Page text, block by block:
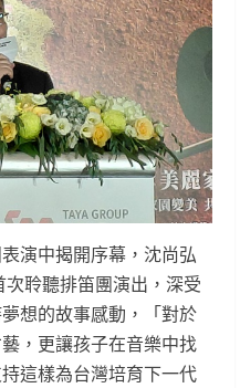
演中揭開序幕，沈尚弘
聆聽排笛團演出，深受
想的故事感動，「對於
，更讓孩子在音樂中找
這樣為台灣培育下一代